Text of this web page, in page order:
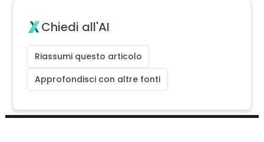
Chiedi all'AI
Riassumi questo articolo
Approfondisci con altre fonti